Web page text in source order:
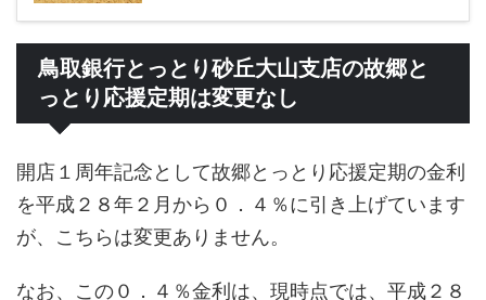
鳥取銀行とっとり砂丘大山支店の故郷と
っとり応援定期は変更なし
開店１周年記念として故郷とっとり応援定期の金利
を平成２８年２月から０．４％に引き上げています
が、こちらは変更ありません。
なお、この０．４％金利は、現時点では、平成２８